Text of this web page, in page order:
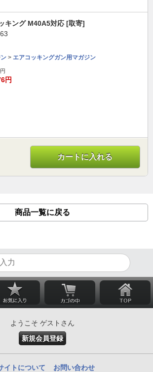
キング M40A5対応 [取寄]
> エアコッキングガン用マガジン
円
カートに入れる
商品一覧に戻る
ようこそ ゲストさん
新規会員登録
イトについて お問い合わせ